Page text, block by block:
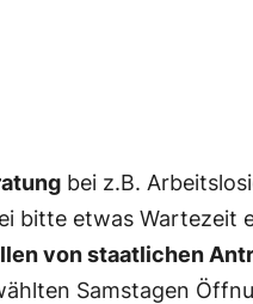
bei z.B.
bitte etwas Wartezeit
von staatlichen
Samstagen